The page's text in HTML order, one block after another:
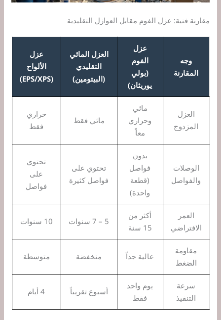
مقارنة فنية: عزل الفوم مقابل العوازل التقليدية
وجه
المقارنة
عزل
الفوم
(بولي
يوريثان)
العزل المائي
التقليدي
(البيتومين)
عزل
الألواح
(EPS/XPS)
العزل
المزدوج
مائي
وحراري
معاً
مائي فقط
حراري
فقط
الوصلات
والفواصل
بدون
فواصل
(قطعة
واحدة)
تحتوي على
فواصل كثيرة
تحتوي
على
فواصل
العمر
الافتراضي
أكثر من
15 سنة
5 – 7 سنوات 10 سنوات
مقاومة
الضغط
عالية جداً منخفضة متوسطة
سرعة
التنفيذ
يوم واحد
فقط
أسبوع تقريباً 4 أيام